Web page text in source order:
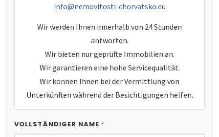
e-mail:
info@nemovitosti-chorvatsko.eu
Wir werden Ihnen innerhalb von 24 Stunden
antworten.
Wir bieten nur geprüfte Immobilien an.
Wir garantieren eine hohe Servicequalität.
Wir können Ihnen bei der Vermittlung von
Unterkünften während der Besichtigungen helfen.
VOLLSTÄNDIGER NAME *